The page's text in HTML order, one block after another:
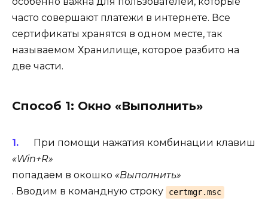
часто совершают платежи в интернете. Все
сертификаты хранятся в одном месте, так
называемом Хранилище, которое разбито на
две части.
Способ 1: Окно «Выполнить»
При помощи нажатия комбинации клавиш
«Win+R»
попадаем в окошко «Выполнить»
. Вводим в командную строку
certmgr.msc